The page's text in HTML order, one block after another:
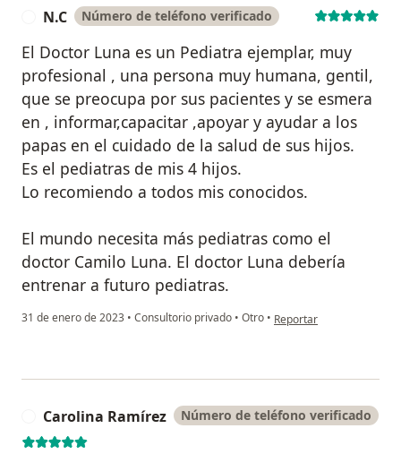
N.C Número de teléfono verificado
El Doctor Luna es un Pediatra ejemplar, muy
profesional , una persona muy humana, gentil,
que se preocupa por sus pacientes y se esmera
en , informar,capacitar ,apoyar y ayudar a los
papas en el cuidado de la salud de sus hijos.
Es el pediatras de mis 4 hijos.
Lo recomiendo a todos mis conocidos.
El mundo necesita más pediatras como el
doctor Camilo Luna. El doctor Luna debería
entrenar a futuro pediatras.
31 de enero de 2023 • Consultorio privado • Otro • en opinión del usuario
Reportar
Carolina Ramírez Número de teléfono verificado